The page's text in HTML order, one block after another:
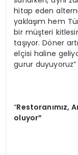
hitap eden
yaklaşım hem
bir müşteri
taşıyor. Döner
elçisi haline
gurur duyuyoruz”
“Restoranımız,
oluyor”